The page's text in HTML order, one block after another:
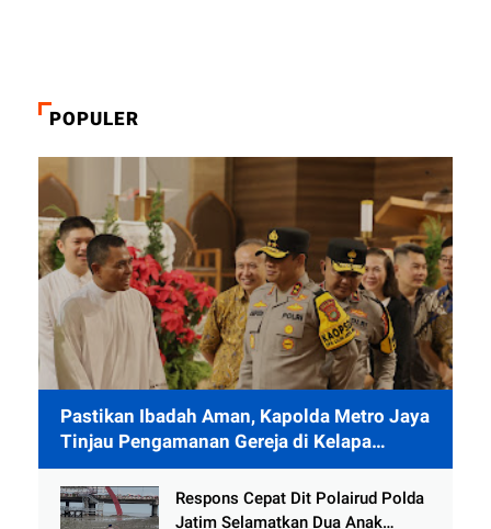
POPULER
Pastikan Ibadah Aman, Kapolda Metro Jaya
Tinjau Pengamanan Gereja di Kelapa
Gading
Respons Cepat Dit Polairud Polda
Jatim Selamatkan Dua Anak